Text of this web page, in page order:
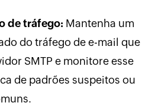
de tráfego:Mantenha um
do tráfego de e-mail que
SMTP e monitore esse
de padrões suspeitos ou